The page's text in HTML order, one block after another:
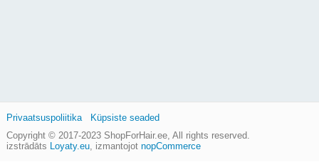
Copyright © 2017-2023 ShopForHair.ee, All rights reserved.
izstrādāts Loyaty.eu, izmantojot nopCommerce
Privaatsuspoliitika Küpsiste seaded